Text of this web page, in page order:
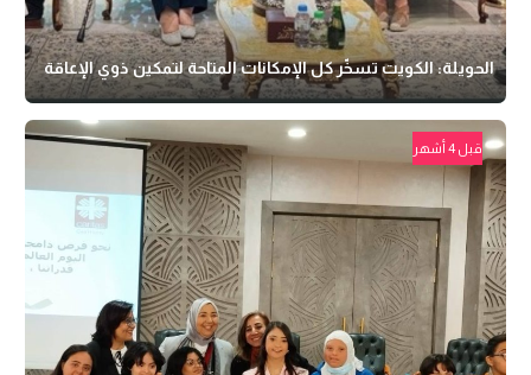
الحويلة: الكويت تسخّر كل الإمكانات المتاحة لتمكين ذوي الإعاقة
قبل 4 أشهر